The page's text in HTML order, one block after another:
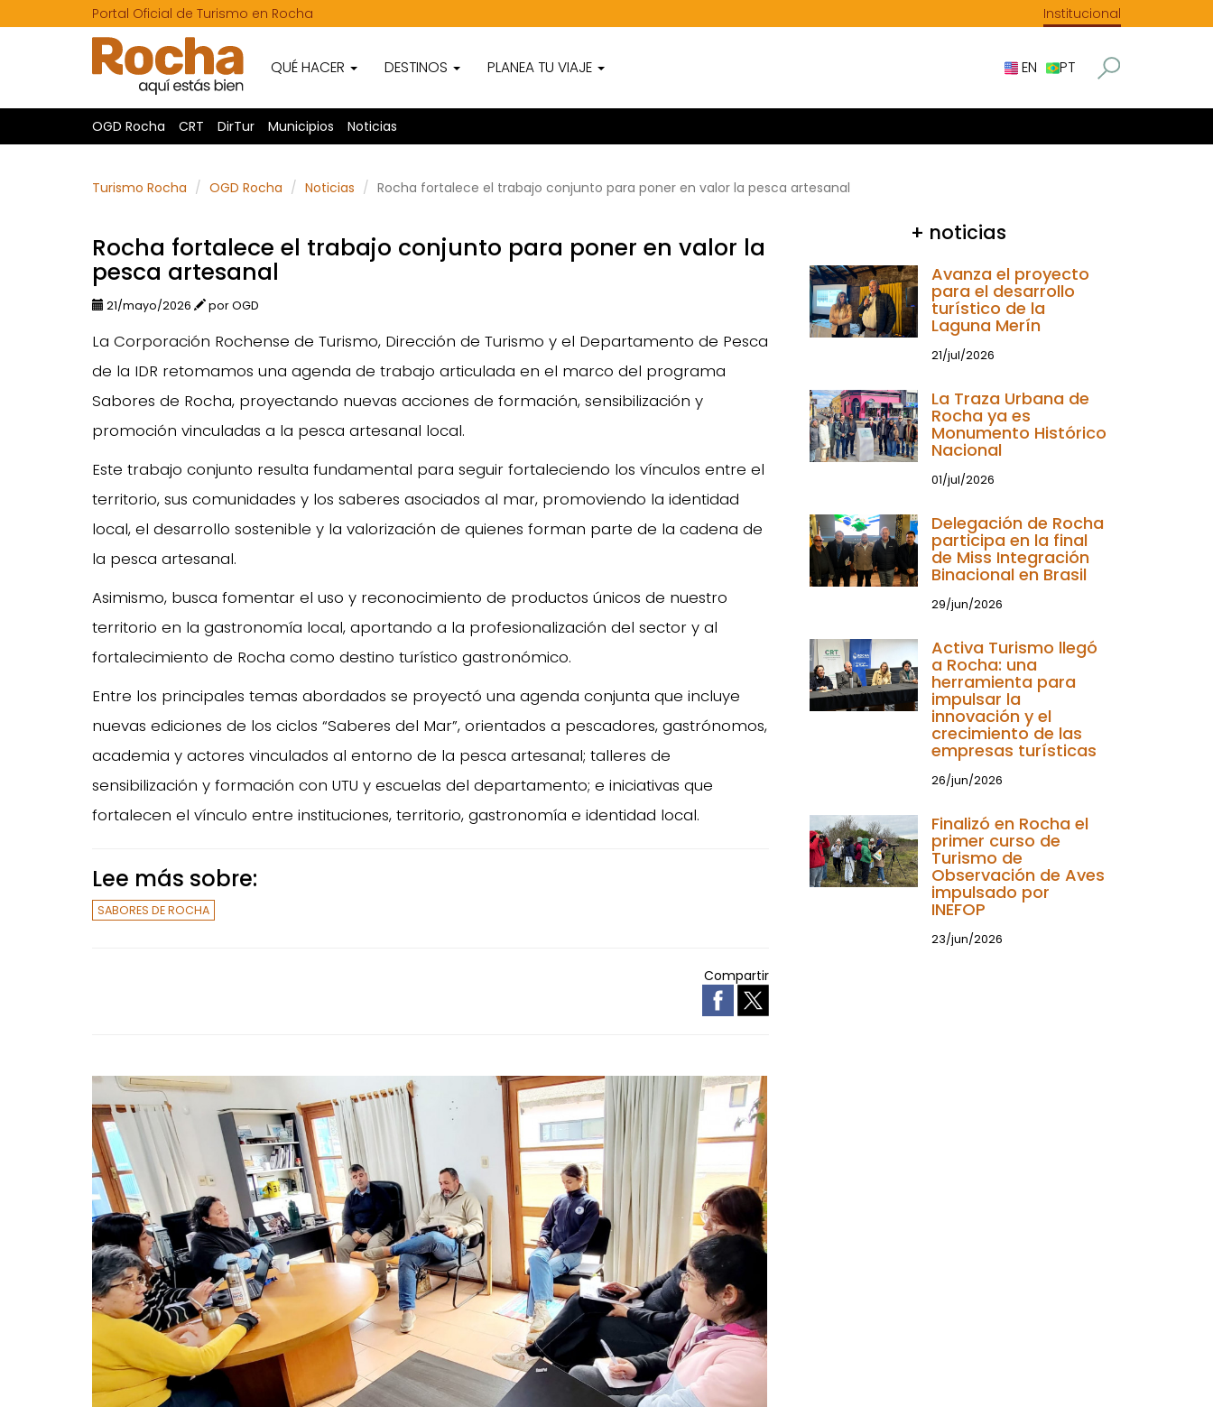
Portal Oficial de Turismo en Rocha Institucional
QUÉ HACER DESTINOS PLANEA TU VIAJE EN PT
OGD Rocha CRT DirTur Municipios Noticias
Turismo Rocha OGD Rocha Noticias Rocha fortalece el trabajo conjunto para poner en valor la pesca artesanal
Rocha fortalece el trabajo conjunto para poner en valor la
pesca artesanal
21/mayo/2026 por OGD
La Corporación Rochense de Turismo, Dirección de Turismo y el Departamento de Pesca
de la IDR retomamos una agenda de trabajo articulada en el marco del programa
Sabores de Rocha, proyectando nuevas acciones de formación, sensibilización y
promoción vinculadas a la pesca artesanal local.
Este trabajo conjunto resulta fundamental para seguir fortaleciendo los vínculos entre el
territorio, sus comunidades y los saberes asociados al mar, promoviendo la identidad
local, el desarrollo sostenible y la valorización de quienes forman parte de la cadena de
la pesca artesanal.
Asimismo, busca fomentar el uso y reconocimiento de productos únicos de nuestro
territorio en la gastronomía local, aportando a la profesionalización del sector y al
fortalecimiento de Rocha como destino turístico gastronómico.
Entre los principales temas abordados se proyectó una agenda conjunta que incluye
nuevas ediciones de los ciclos “Saberes del Mar”, orientados a pescadores, gastrónomos,
academia y actores vinculados al entorno de la pesca artesanal; talleres de
sensibilización y formación con UTU y escuelas del departamento; e iniciativas que
fortalecen el vínculo entre instituciones, territorio, gastronomía e identidad local.
Lee más sobre:
SABORES DE ROCHA
Compartir
+ noticias
Avanza el proyecto
para el desarrollo
turístico de la
Laguna Merín
21/jul/2026
La Traza Urbana de
Rocha ya es
Monumento Histórico
Nacional
01/jul/2026
Delegación de Rocha
participa en la final
de Miss Integración
Binacional en Brasil
29/jun/2026
Activa Turismo llegó
a Rocha: una
herramienta para
impulsar la
innovación y el
crecimiento de las
empresas turísticas
26/jun/2026
Finalizó en Rocha el
primer curso de
Turismo de
Observación de Aves
impulsado por
INEFOP
23/jun/2026